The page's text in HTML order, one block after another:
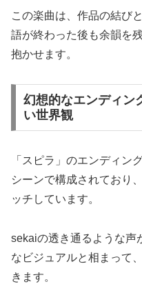
この楽曲は、作品の結び
語が終わった後も余韻を
抱かせます。
幻想的なエンディン
い世界観
「スピラ」のエンディン
シーンで構成されており
ッチしています。
sekaiの透き通るような声
なビジュアルと相まって
きます。